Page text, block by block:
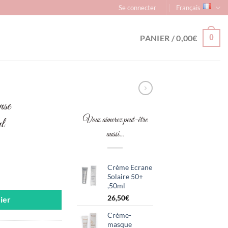
Se connecter Français
PANIER /0,00€ 0
Vous aimerez peut-être
aussi…
Crème Ecrane
Solaire 50+
,50ml
26,50€
Crème-
masque